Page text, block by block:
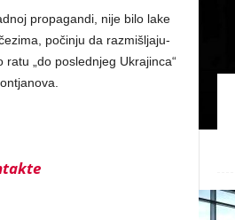
propagandi, nije bilo lake
počinju da razmišljaju-
„do poslednjeg Ukrajinca“